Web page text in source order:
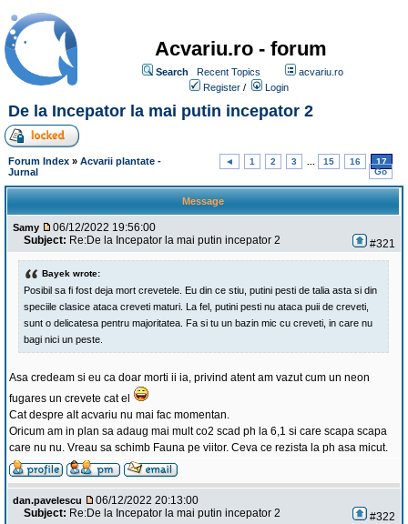
Acvariu.ro - forum
Search Recent Topics
acvariu.ro
Register / Login
De la Incepator la mai putin incepator 2
Forum Index » Acvarii plantate -
Jurnal
◄ 1 2 3 15 16
17
Go
Message
Samy
06/12/2022 19:56:00
Subject: Re:De la Incepator la mai putin incepator 2 #321
Bayek wrote:
Posibil sa fi fost deja mort crevetele. Eu din ce stiu, putini pesti de talia asta si din
speciile clasice ataca creveti maturi. La fel, putini pesti nu ataca puii de creveti,
sunt o delicatesa pentru majoritatea. Fa si tu un bazin mic cu creveti, in care nu
bagi nici un peste.
Asa credeam si eu ca doar morti ii ia, privind atent am vazut cum un neon
fugares un crevete cat el
Cat despre alt acvariu nu mai fac momentan.
Oricum am in plan sa adaug mai mult co2 scad ph la 6,1 si care scapa scapa
care nu nu. Vreau sa schimb Fauna pe viitor. Ceva ce rezista la ph asa micut.
dan.pavelescu
06/12/2022 20:13:00
Subject: Re:De la Incepator la mai putin incepator 2 #322